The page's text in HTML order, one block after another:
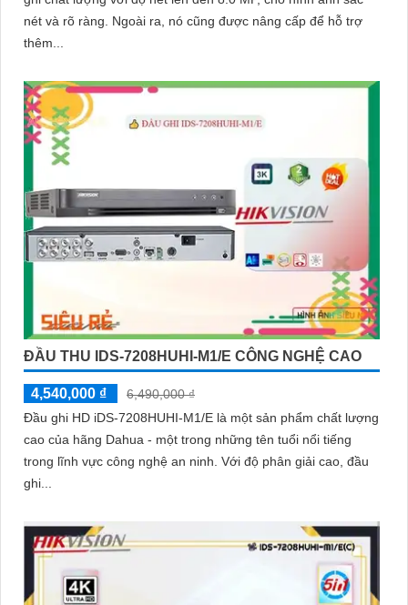
nét và rõ ràng. Ngoài ra, nó cũng được nâng cấp để hỗ trợ
thêm...
ĐẦU THU IDS-7208HUHI-M1/E CÔNG NGHỆ CAO
4,540,000 ₫
6,490,000 ₫
Đầu ghi HD iDS-7208HUHI-M1/E là một sản phẩm chất lượng
cao của hãng Dahua - một trong những tên tuổi nổi tiếng
trong lĩnh vực công nghệ an ninh. Với độ phân giải cao, đầu
ghi...